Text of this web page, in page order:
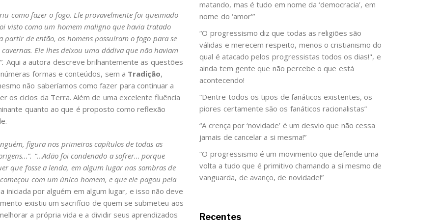
como fazer o fogo. Ele provavelmente foi queimado
visto como um homem maligno que havia tratado
de então, os homens possuíram o fogo para se
Ele lhes deixou uma dádiva que não haviam
Aqui a autora descreve brilhantemente as questões
formas e conteúdos, sem a Tradição,
não saberíamos como fazer para continuar a
os ciclos da Terra. Além de uma excelente fluência
quanto ao que é proposto como reflexão
figura nos primeiros capítulos de todas as
. “…Adão foi condenado a sofrer… porque
que fosse a lenda, em algum lugar nas sombras de
com um único homem, e que ele pagou pela
iniciada por alguém em algum lugar, e isso não deve
existiu um sacrifício de quem se submeteu aos
a própria vida e a dividir seus aprendizados
matando, mas é tudo em nome da ‘democracia’, em
nome do ‘amor’”
“O progressismo diz que todas as religiões são
válidas e merecem respeito, menos o cristianismo do
qual é atacado pelos progressistas todos os dias!", e
ainda tem gente que não percebe o que está
acontecendo!
“Dentre todos os tipos de fanáticos existentes, os
piores certamente são os fanáticos racionalistas”
“A crença por ‘novidade’ é um desvio que não cessa
jamais de cancelar a si mesma!”
“O progressismo é um movimento que defende uma
volta a tudo que é primitivo chamando a si mesmo de
vanguarda, de avanço, de novidade!”
Recentes